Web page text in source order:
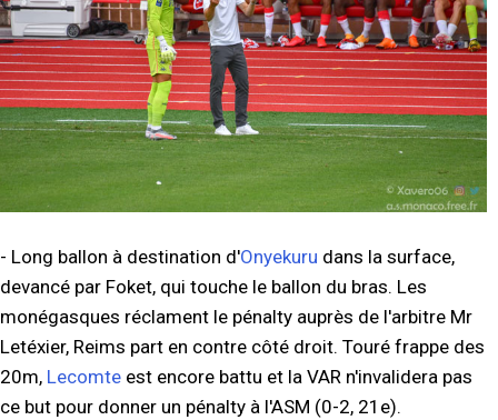
- Long ballon à destination d'Onyekuru dans la surface,
devancé par Foket, qui touche le ballon du bras. Les
monégasques réclament le pénalty auprès de l'arbitre Mr
Letéxier, Reims part en contre côté droit. Touré frappe des
20m, Lecomte est encore battu et la VAR n'invalidera pas
ce but pour donner un pénalty à l'ASM (0-2, 21e).